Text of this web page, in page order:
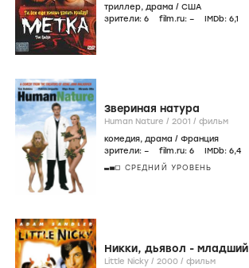
триллер, драма / США
зрители: 6 film.ru: – IMDb: 6,1
Звериная натура
Human Nature / 2001 / фильм
комедия, драма / Франция
зрители: – film.ru: 6 IMDb: 6,4
СРЕДНИЙ УРОВЕНЬ
Никки, дьявол - младший
Little Nicky / 2000 / фильм